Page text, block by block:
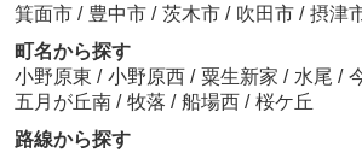
箕面市 / 豊中市 / 茨木市 / 吹田市 / 摂津
町名から探す
小野原東 / 小野原西 / 粟生新家 / 水尾 /
五月が丘南 / 牧落 / 船場西 / 桜ケ丘
路線から探す